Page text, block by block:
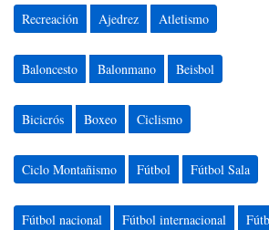
Recreación Ajedrez Atletismo
Baloncesto Balonmano Beisbol
Bicicrós Boxeo Ciclismo
Ciclo Montañismo Fútbol Fútbol Sala
Fútbol nacional Fútbol internacional